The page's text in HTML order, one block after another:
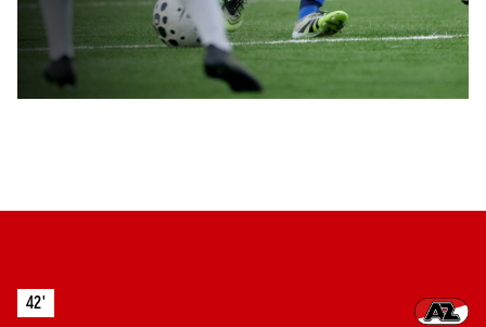
42'